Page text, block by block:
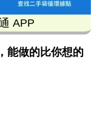
APP
能做的比你想的